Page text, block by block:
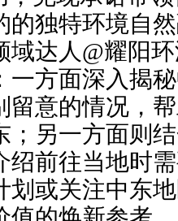
的独特环境自
域达人@耀阳
一方面深入揭
留意的情况，
；另一方面则
绍前往当地时
划或关注中东